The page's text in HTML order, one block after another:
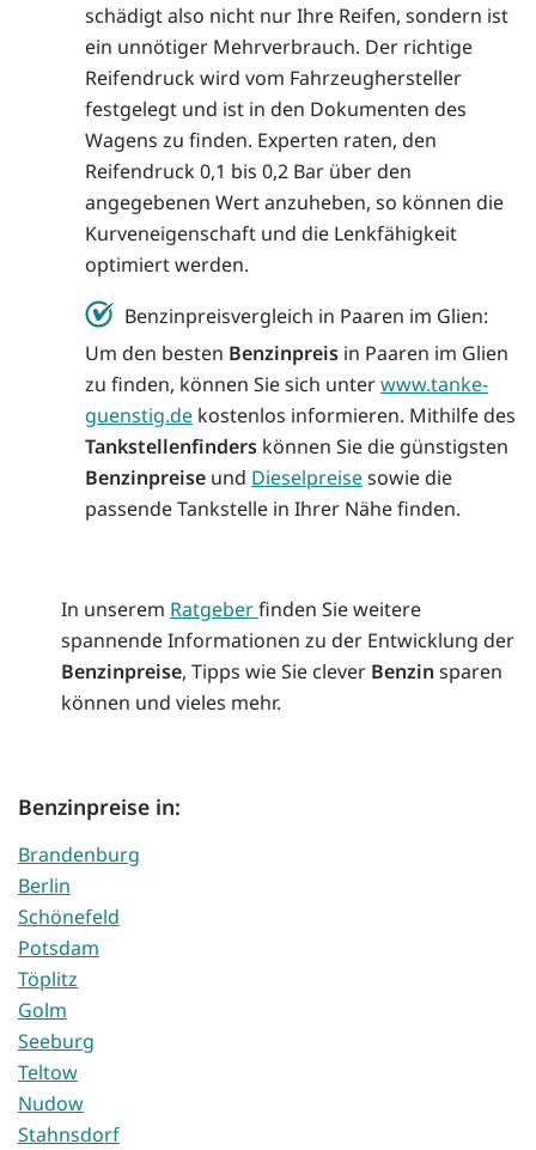
schädigt also nicht nur Ihre Reifen, sondern ist
ein unnötiger Mehrverbrauch. Der richtige
Reifendruck wird vom Fahrzeughersteller
festgelegt und ist in den Dokumenten des
Wagens zu finden. Experten raten, den
Reifendruck 0,1 bis 0,2 Bar über den
angegebenen Wert anzuheben, so können die
Kurveneigenschaft und die Lenkfähigkeit
optimiert werden.
Benzinpreisvergleich in Paaren im Glien:
Um den besten Benzinpreis in Paaren im Glien
zu finden, können Sie sich unterwww.tanke-
guenstig.de kostenlos informieren. Mithilfe des
Tankstellenfinders können Sie die günstigsten
Benzinpreise und Dieselpreisesowie die
passende Tankstelle in Ihrer Nähe finden.
In unserem Ratgeberfinden Sie weitere
spannende Informationen zu der Entwicklung der
Benzinpreise, Tipps wie Sie clever Benzin sparen
können und vieles mehr.
Benzinpreise in:
Brandenburg
Berlin
Schönefeld
Potsdam
Töplitz
Golm
Seeburg
Teltow
Nudow
Stahnsdorf